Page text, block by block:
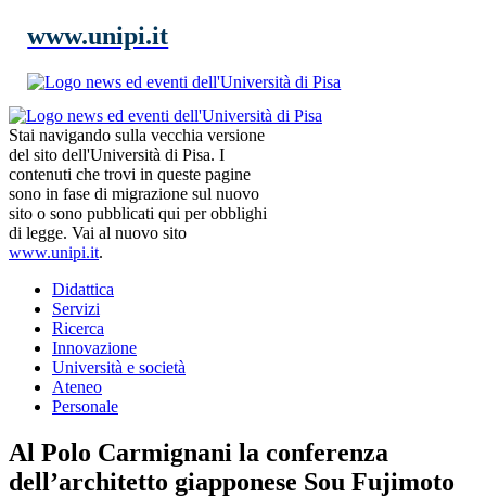
www.unipi.it
Stai navigando sulla vecchia versione
del sito dell'Università di Pisa. I
contenuti che trovi in queste pagine
sono in fase di migrazione sul nuovo
sito o sono pubblicati qui per obblighi
di legge. Vai al nuovo sito
www.unipi.it.
Didattica
Servizi
Ricerca
Innovazione
Università e società
Ateneo
Personale
Al Polo Carmignani la conferenza
dell’architetto giapponese Sou Fujimoto